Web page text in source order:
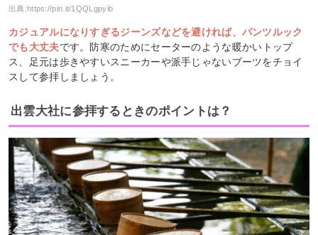
出典:https://pin.it/1QQLgpyib
カジュアルになりすぎるジーンズなどを避ければ、パンツルック
でも大丈夫です。防寒のためにセーターのような暖かいトップ
ス、足元は歩きやすいスニーカーや派手じゃないブーツをチョイ
スして参拝しましょう。
出雲大社に参拝するときのポイントは？